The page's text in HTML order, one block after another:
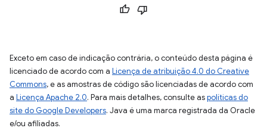
Exceto em caso de indicação contrária, o conteúdo desta página é
licenciado de acordo com a Licença de atribuição 4.0 do Creative
Commons, e as amostras de código são licenciadas de acordo com
a Licença Apache 2.0. Para mais detalhes, consulte aspolíticas do
site do Google Developers. Java é uma marca registrada da Oracle
e/ou afiliadas.